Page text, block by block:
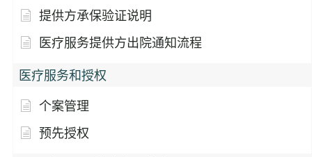
提供方承保验证说明
医疗服务提供方出院通知流程
医疗服务和授权
个案管理
预先授权